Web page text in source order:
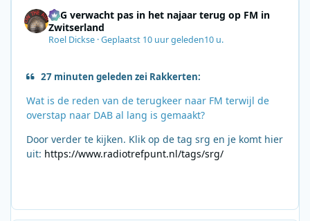
SRG verwacht pas in het najaar terug op FM in
Zwitserland
Roel Dickse ·Geplaatst 10 uur geleden10 u.
27 minuten geleden zei Rakkerten:
Wat is de reden van de terugkeer naar FM terwijl de
overstap naar DAB al lang is gemaakt?
Door verder te kijken. Klik op de tag srg en je komt hier
uit: https://www.radiotrefpunt.nl/tags/srg/